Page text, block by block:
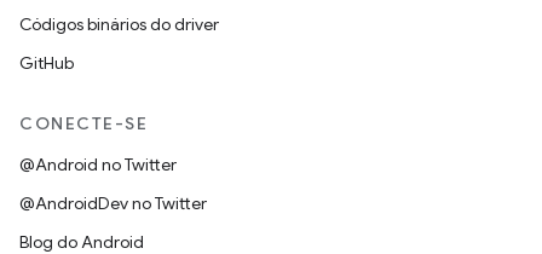
Códigos binários do driver
GitHub
CONECTE-SE
@Android no Twitter
@AndroidDev no Twitter
Blog do Android